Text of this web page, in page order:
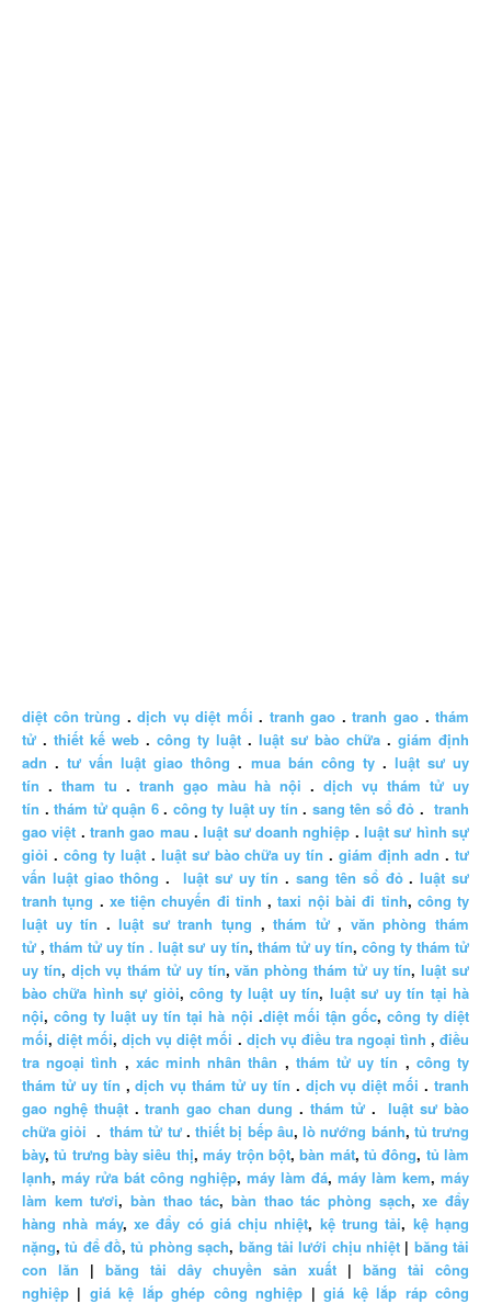
diệt côn trùng .dịch vụ diệt mối . tranh gao .tranh gao .thám
tử . thiết kế web . công ty luật . luật sư bào chữa . giám định
adn .tư vấn luật giao thông . mua bán công ty. luật sư uy
tín . tham tu . tranh gạo màu hà nội .dịch vụ thám tử uy
tín .thám tử quận 6. công ty luật uy tín . sang tên sổ đỏ .tranh
gao việt .tranh gao mau .luật sư doanh nghiệp .luật sư hình sự
giỏi . công ty luật. luật sư bào chữa uy tín .giám định adn .tư
vấn luật giao thông . luật sư uy tín .sang tên sổ đỏ.luật sư
tranh tụng . xe tiện chuyến đi tỉnh ,taxi nội bài đi tỉnh, công ty
luật uy tín .luật sư tranh tụng ,thám tử, văn phòng thám
tử ,thám tử uy tín . luật sư uy tín, thám tử uy tín, công ty thám tử
uy tín, dịch vụ thám tử uy tín,văn phòng thám tử uy tín,luật sư
bào chữa hình sự giỏi,công ty luật uy tín, luật sư uy tín tại hà
nội,công ty luật uy tín tại hà nội .diệt mối tận gốc, công ty diệt
mối,diệt mối,dịch vụ diệt mối . dịch vụ điều tra ngoại tình ,điều
tra ngoại tình , xác minh nhân thân , thám tử uy tín , công ty
thám tử uy tín ,dịch vụ thám tử uy tín . dịch vụ diệt mối .tranh
gao nghệ thuật.tranh gao chan dung . thám tử.luật sư bào
chữa giỏi .thám tử tư.thiết bị bếp âu,lò nướng bánh, tủ trưng
bày,tủ trưng bày siêu thị,máy trộn bột,bàn mát, tủ đông, tủ làm
lạnh, máy rửa bát công nghiệp, máy làm đá, máy làm kem, máy
làm kem tươi,bàn thao tác,bàn thao tác phòng sạch,xe đẩy
hàng nhà máy, xe đẩy có giá chịu nhiệt, kệ trung tải, kệ hạng
nặng,tủ để đồ,tủ phòng sạch, băng tải lưới chịu nhiệt| băng tải
con lăn | băng tải dây chuyền sản xuất | băng tải công
nghiệp | giá kệ lắp ghép công nghiệp |giá kệ lắp ráp công